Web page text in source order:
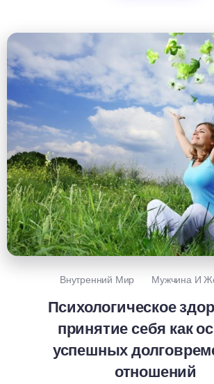
Внутренний Мир Мужчина И
Психологическое
принятие себя как
успешных
отношений